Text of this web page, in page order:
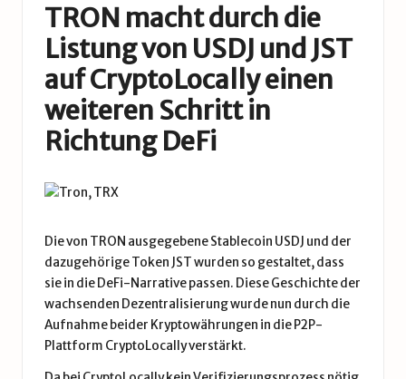
TRON macht durch die
Listung von USDJ und JST
auf CryptoLocally einen
weiteren Schritt in
Richtung DeFi
Die von TRON ausgegebene Stablecoin USDJ und der
dazugehörigeToken JSTwurden so gestaltet, dass
sie in die DeFi-Narrative passen. Diese Geschichte der
wachsenden Dezentralisierung wurde nun durch die
Aufnahme beider Kryptowährungen in die P2P-
Plattform CryptoLocally verstärkt.